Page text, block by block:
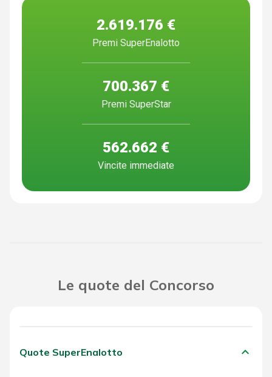
2.619.176 €
Premi SuperEnalotto
700.367 €
Premi SuperStar
562.662 €
Vincite immediate
Le quote del Concorso
Quote SuperEnalotto keyboard_arrow_down